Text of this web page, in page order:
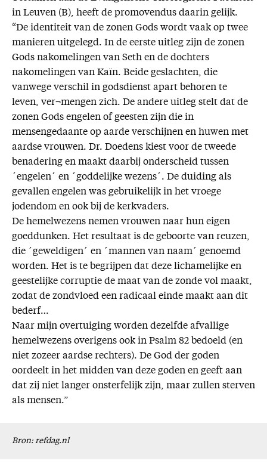
in Leuven (B), heeft de promovendus daarin gelijk.
“De identiteit van de zonen Gods wordt vaak op twee
manieren uitgelegd. In de eerste uitleg zijn de zonen
Gods nakomelingen van Seth en de dochters
nakomelingen van Kaïn. Beide geslachten, die
vanwege verschil in godsdienst apart behoren te
leven, ver¬mengen zich. De andere uitleg stelt dat de
zonen Gods engelen of geesten zijn die in
mensengedaante op aarde verschijnen en huwen met
aardse vrouwen. Dr. Doedens kiest voor de tweede
benadering en maakt daarbij onderscheid tussen
´engelen´ en ´goddelijke wezens´. De duiding als
gevallen engelen was gebruikelijk in het vroege
jodendom en ook bij de kerkvaders.
De hemelwezens nemen vrouwen naar hun eigen
goeddunken. Het resultaat is de geboorte van reuzen,
die ´geweldigen´ en ´mannen van naam´ genoemd
worden. Het is te begrijpen dat deze lichamelijke en
geestelijke corruptie de maat van de zonde vol maakt,
zodat de zondvloed een radicaal einde maakt aan dit
bederf…
Naar mijn overtuiging worden dezelfde afvallige
hemelwezens overigens ook in Psalm 82 bedoeld (en
niet zozeer aardse rechters). De God der goden
oordeelt in het midden van deze goden en geeft aan
dat zij niet langer onsterfelijk zijn, maar zullen sterven
als mensen.”
Bron: refdag.nl